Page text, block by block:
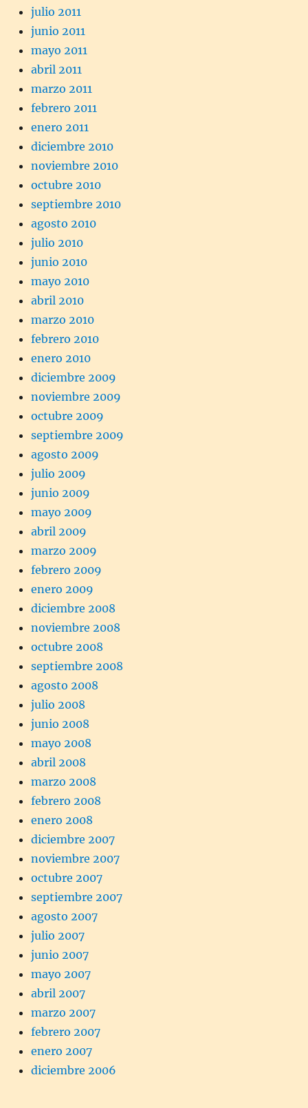
julio 2011
junio 2011
mayo 2011
abril 2011
marzo 2011
febrero 2011
enero 2011
diciembre 2010
noviembre 2010
octubre 2010
septiembre 2010
agosto 2010
julio 2010
junio 2010
mayo 2010
abril 2010
marzo 2010
febrero 2010
enero 2010
diciembre 2009
noviembre 2009
octubre 2009
septiembre 2009
agosto 2009
julio 2009
junio 2009
mayo 2009
abril 2009
marzo 2009
febrero 2009
enero 2009
diciembre 2008
noviembre 2008
octubre 2008
septiembre 2008
agosto 2008
julio 2008
junio 2008
mayo 2008
abril 2008
marzo 2008
febrero 2008
enero 2008
diciembre 2007
noviembre 2007
octubre 2007
septiembre 2007
agosto 2007
julio 2007
junio 2007
mayo 2007
abril 2007
marzo 2007
febrero 2007
enero 2007
diciembre 2006